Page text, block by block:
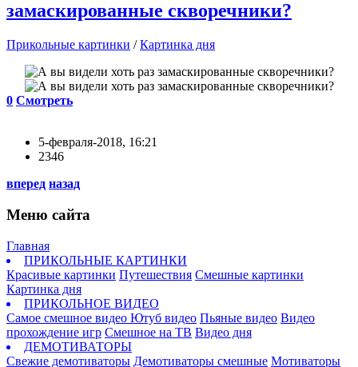
замаскированные скворечники?
Прикольные картинки /Картинка дня
0 Смотреть
5-февраля-2018, 16:21
2346
вперед назад
Меню сайта
Главная
ПРИКОЛЬНЫЕ КАРТИНКИ
Красивые картинки Путешествия Смешные картинки
Картинка дня
ПРИКОЛЬНОЕ ВИДЕО
Самое смешное видео Ютуб видео Пьяные видео Видео
прохождение игр Смешное на ТВ Видео дня
ДЕМОТИВАТОРЫ
Свежие демотиваторы Демотиваторы смешные Мотиваторы